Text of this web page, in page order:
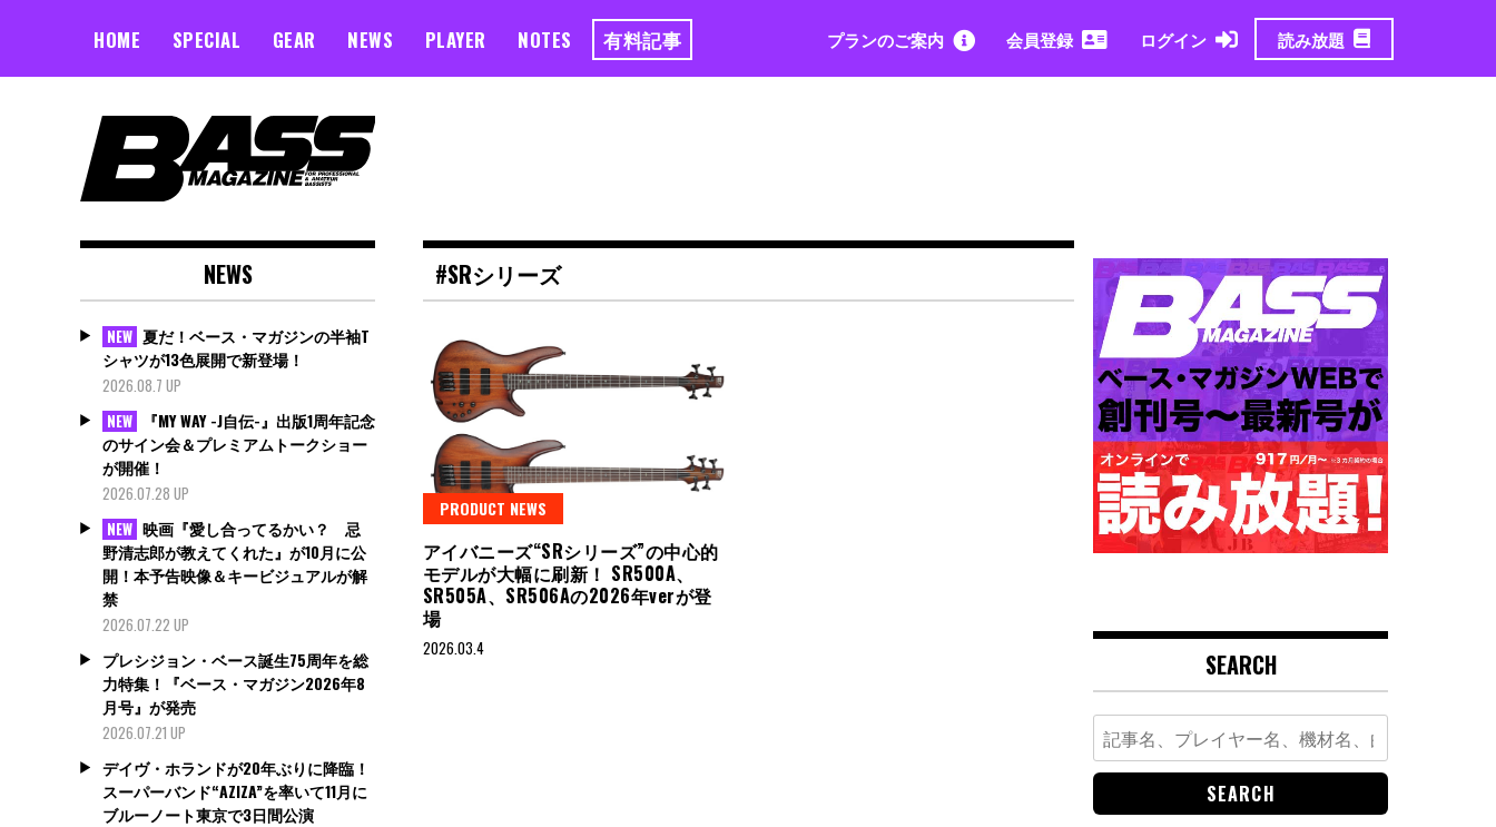
HOME SPECIAL GEAR NEWS PLAYER NOTES 有料記事 プランのご案内 会員登録 ログイン 読み放題
#SRシリーズ
PRODUCT NEWS
アイバニーズ“SRシリーズ”の中心的
モデルが大幅に刷新！ SR500A、
SR505A、SR506Aの2026年verが登
場
2026.03.4
NEWS
NEW 夏だ！ベース・マガジンの半袖T
シャツが13色展開で新登場！
2026.08.7 UP
NEW
『MY WAY -J自伝-』出版1周年記念
のサイン会＆プレミアムトークショー
が開催！
2026.07.28 UP
NEW 映画『愛し合ってるかい？ 忌
野清志郎が教えてくれた』が10月に公
開！本予告映像＆キービジュアルが解
禁
2026.07.22 UP
プレシジョン・ベース誕生75周年を総
力特集！『ベース・マガジン2026年8
月号』が発売
2026.07.21 UP
デイヴ・ホランドが20年ぶりに降臨！
スーパーバンド“AZIZA”を率いて11月に
ブルーノート東京で3日間公演
SEARCH
Search
for: